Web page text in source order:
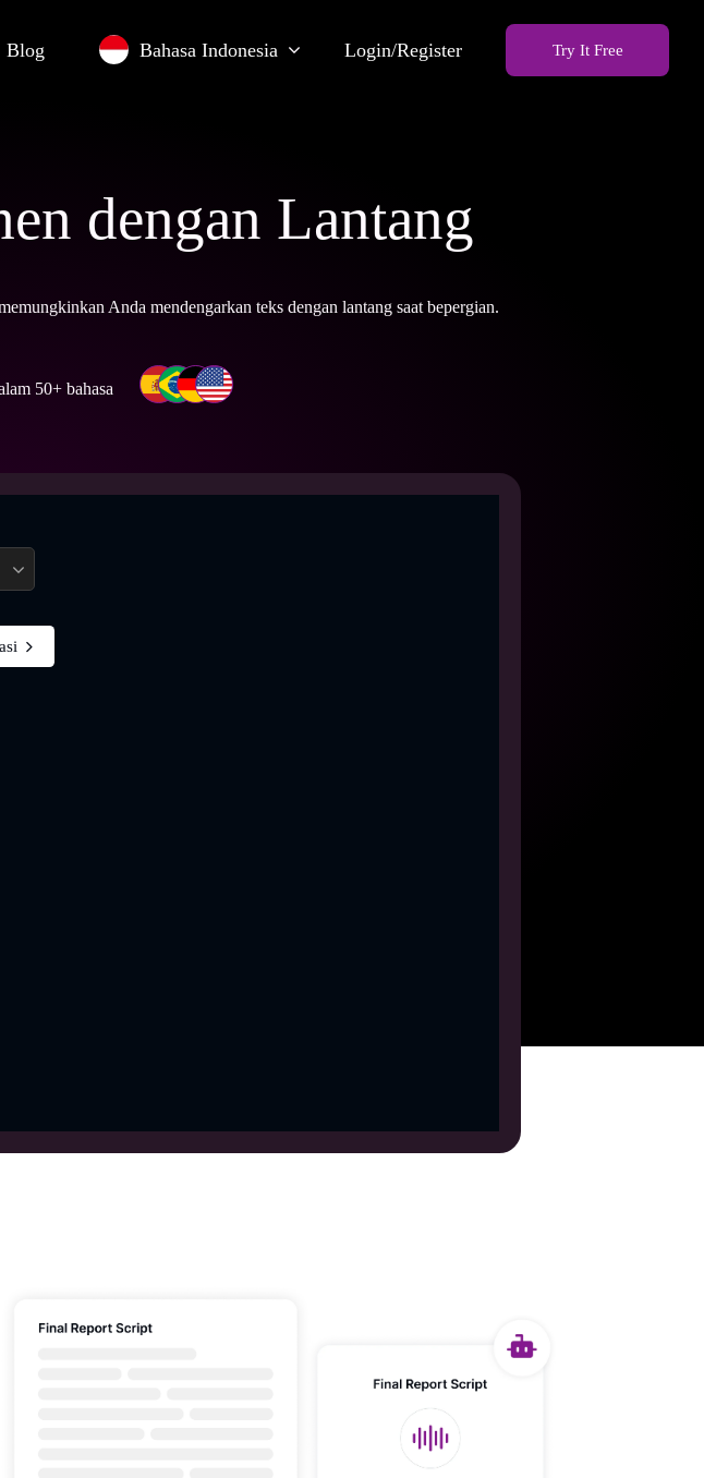
Blog Bahasa Indonesia Login/Register Try It Free
dengan Lantang
Anda mendengarkan teks dengan lantang saat bepergian.
50+ bahasa